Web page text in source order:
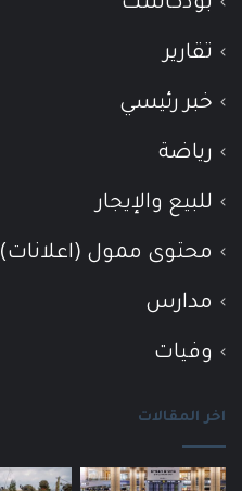
تقارير
خبر رئيسي
رياضة
للبيع والإيجار
محتوى ممول (اعلانات)
مدارس
وفيات
اخر المقالات